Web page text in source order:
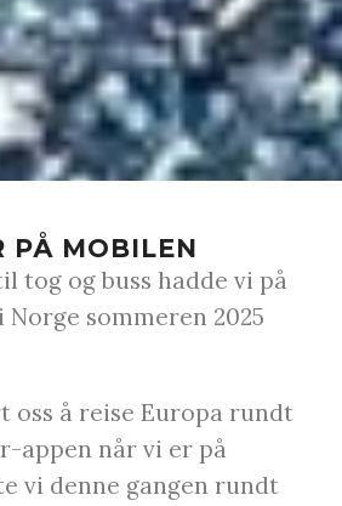
PÅ MOBILEN
tog og buss hadde vi på
sommeren 2025
oss å reise Europa rundt
appen når vi er på
vi denne gangen rundt